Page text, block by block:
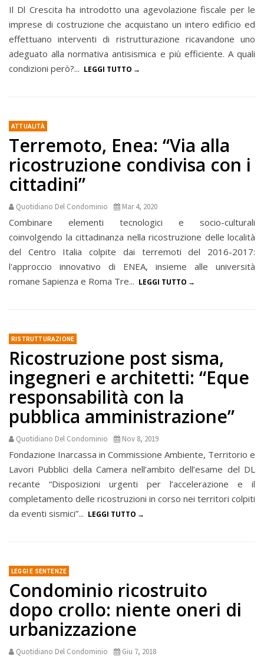
Il Dl Crescita ha introdotto una agevolazione fiscale per le
imprese di costruzione che acquistano un intero edificio ed
effettuano interventi di ristrutturazione ricavandone uno
adeguato alla normativa antisismica e più efficiente. A quali
condizioni però?... LEGGI TUTTO
ATTUALITÀ
Terremoto, Enea: “Via alla
ricostruzione condivisa con i
cittadini”
Quotidiano Del Condominio Mar 4, 2020
Combinare elementi tecnologici e socio-culturali
coinvolgendo la cittadinanza nella ricostruzione delle località
del Centro Italia colpite dai terremoti del 2016-2017:
l'approccio innovativo di ENEA, insieme alle università
romane Sapienza e Roma Tre... LEGGI TUTTO
RISTRUTTURAZIONE
Ricostruzione post sisma,
ingegneri e architetti: “Eque
responsabilità con la
pubblica amministrazione”
Quotidiano Del Condominio Nov 8, 2019
Fondazione Inarcassa in Commissione Ambiente, Territorio e
Lavori Pubblici della Camera nell’ambito dell’esame del DL
recante “Disposizioni urgenti per l’accelerazione e il
completamento delle ricostruzioni in corso nei territori colpiti
da eventi sismici”... LEGGI TUTTO
LEGGI E SENTENZE
Condominio ricostruito
dopo crollo: niente oneri di
urbanizzazione
Quotidiano Del Condominio Giu 7, 2018